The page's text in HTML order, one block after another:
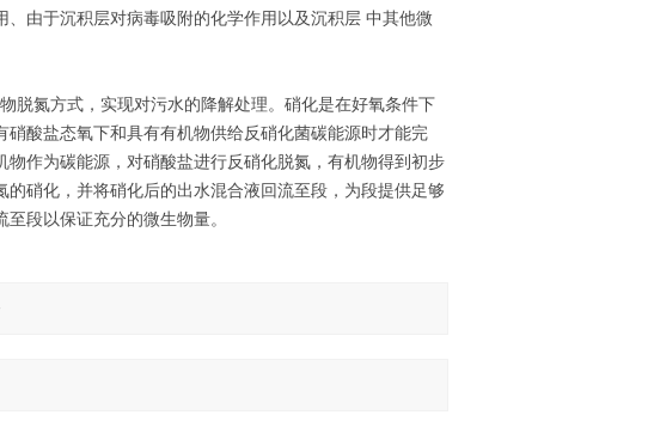
由于沉积层对病毒吸附的化学作用以及沉积层 中其他微
脱氮方式，实现对污水的降解处理。硝化是在好氧条件下
酸盐态氧下和具有有机物供给反硝化菌碳能源时才能完
作为碳能源，对硝酸盐进行反硝化脱氮，有机物得到初步
硝化，并将硝化后的出水混合液回流至段，为段提供足够
段以保证充分的微生物量。